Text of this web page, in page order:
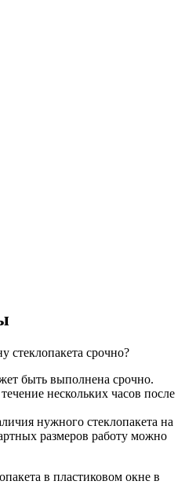
срочно?
быть выполнена срочно.
нескольких часов после
нужного стеклопакета на
размеров работу можно
в пластиковом окне в